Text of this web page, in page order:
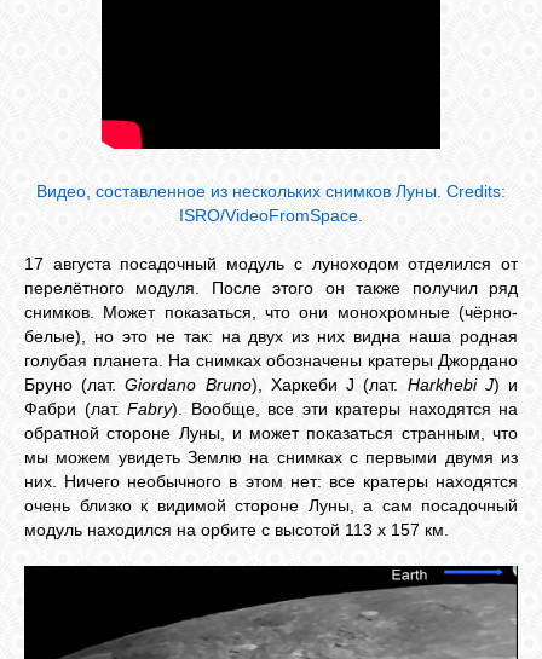
Видео, составленное из нескольких снимков Луны. Credits:
ISRO/VideoFromSpace.
17 августа посадочный модуль с луноходом отделился от
перелётного модуля. После этого он также получил ряд
снимков. Может показаться, что они монохромные (чёрно-
белые), но это не так: на двух из них видна наша родная
голубая планета. На снимках обозначены кратеры Джордано
Бруно (лат.Giordano Bruno), Харкеби J (лат. Harkhebi J) и
Фабри (лат. Fabry). Вообще, все эти кратеры находятся на
обратной стороне Луны, и может показаться странным, что
мы можем увидеть Землю на снимках с первыми двумя из
них. Ничего необычного в этом нет: все кратеры находятся
очень близко к видимой стороне Луны, а сам посадочный
модуль находился на орбите с высотой 113 x 157 км.